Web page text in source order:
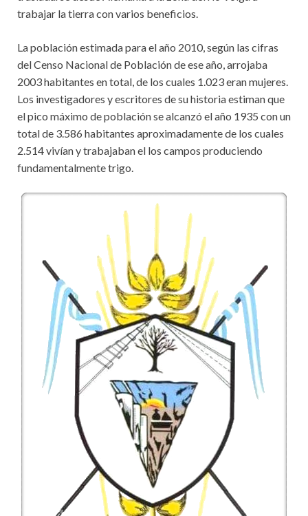
trabajar la tierra con varios beneficios.
La población estimada para el año 2010, según las cifras
del Censo Nacional de Población de ese año, arrojaba
2003 habitantes en total, de los cuales 1.023 eran mujeres.
Los investigadores y escritores de su historia estiman que
el pico máximo de población se alcanzó el año 1935 con un
total de 3.586 habitantes aproximadamente de los cuales
2.514 vivían y trabajaban el los campos produciendo
fundamentalmente trigo.